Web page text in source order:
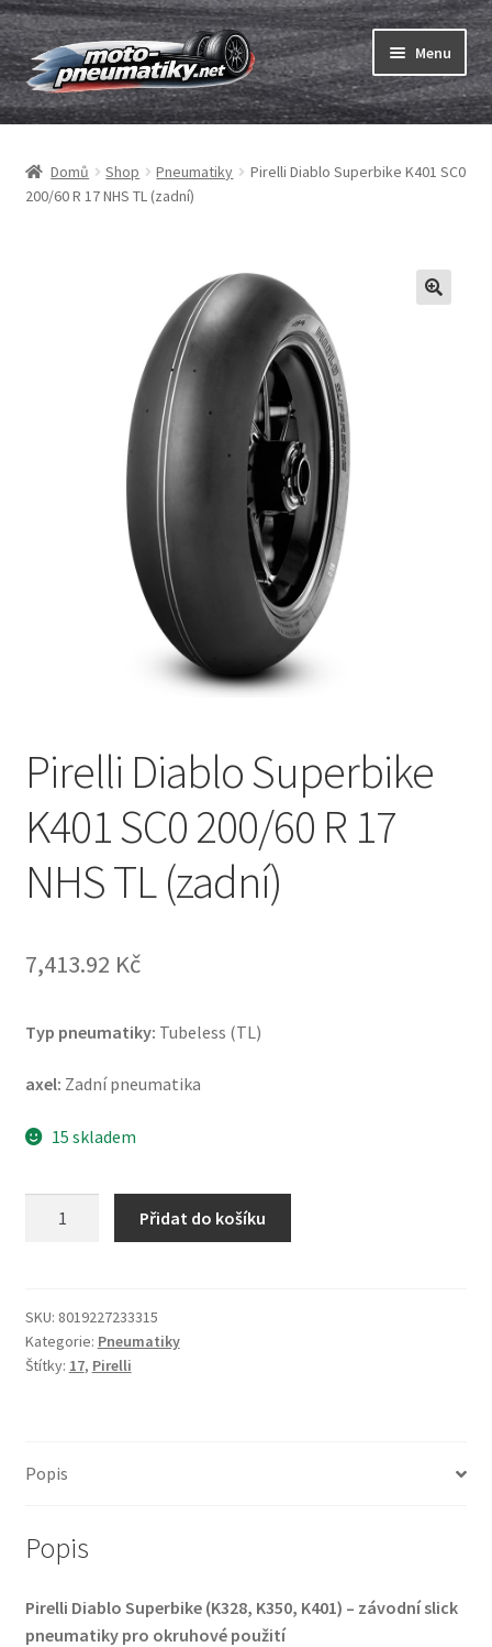
Přeskočit
na
navigaci
Přejít
k
obsahu
webu
Menu
Pneumatiky
Expand
menu
Duše & ráfkové pásky
Expand
menu
Domů Shop Pneumatiky
Pirelli Diablo Superbike K401 SC0
200/60 R 17 NHS TL (zadní)
Pirelli Diablo Superbike
K401 SC0 200/60 R 17
NHS TL (zadní)
7,413.92 Kč
Typ pneumatiky: Tubeless (TL)
axel: Zadní pneumatika
15 skladem
SC0
200/60
R
(zadní)
Přidat do košíku
SKU: 8019227233315
Kategorie: Pneumatiky
Štítky: 17, Pirelli
Popis
Popis
Pirelli Diablo Superbike (K328, K350, K401) – závodní slick
pneumatiky pro okruhové použití